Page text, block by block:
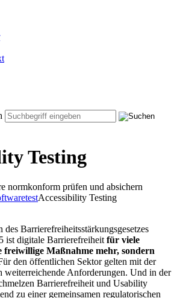
Testing
normkonform prüfen und absichern
Accessibility Testing
des Barrierefreiheitsstärkungsgesetzes
ist digitale Barrierefreiheit für viele
freiwillige Maßnahme mehr, sondern
den öffentlichen Sektor gelten mit der
Anforderungen. Und in der
Barrierefreiheit und Usability
zu einer gemeinsamen regulatorischen